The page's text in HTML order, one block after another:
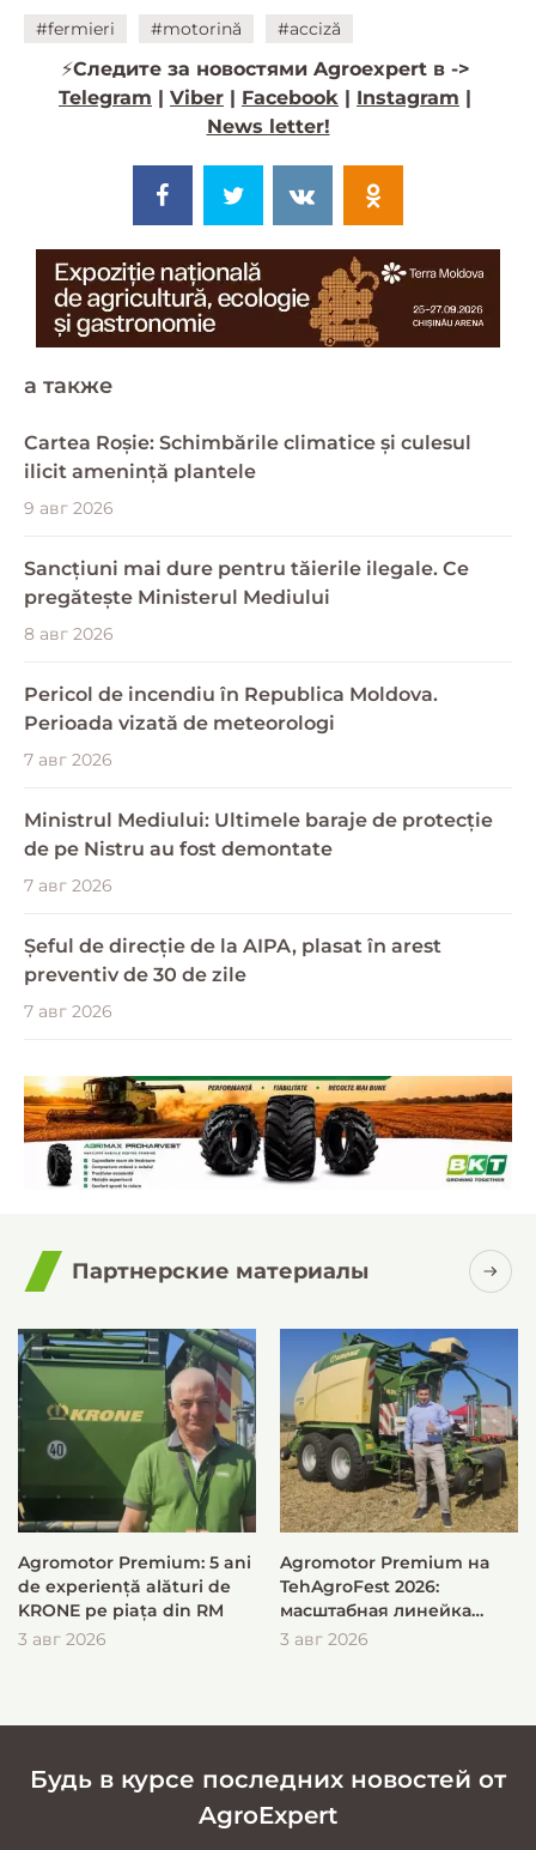
#fermieri #motorină #acciză
⚡️Следите за новостями Agroexpert в ->
Telegram | Viber | Facebook | Instagram |
News letter!
a также
Cartea Roșie: Schimbările climatice și culesul
ilicit amenință plantele
9 авг 2026
Sancțiuni mai dure pentru tăierile ilegale. Ce
pregătește Ministerul Mediului
8 авг 2026
Pericol de incendiu în Republica Moldova.
Perioada vizată de meteorologi
7 авг 2026
Ministrul Mediului: Ultimele baraje de protecție
de pe Nistru au fost demontate
7 авг 2026
Șeful de direcție de la AIPA, plasat în arest
preventiv de 30 de zile
7 авг 2026
Партнерские материалы
Agromotor Premium: 5 ani
de experiență alături de
KRONE pe piața din RM
3 авг 2026
Agromotor Premium на
TehAgroFest 2026:
масштабная линейка
KRONE для быстрой и
3 авг 2026
Будь в курсе последних новостей от
AgroExpert